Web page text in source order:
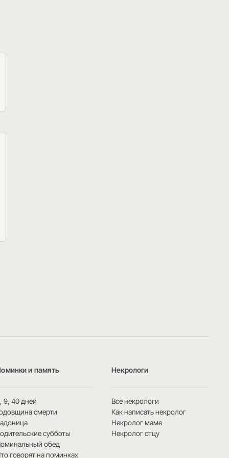
и память
9, 40 дней
смерти
субботы
обед
говорят на поминках
Некрологи
Все некрологи
Как написать некролог
Некролог маме
Некролог отцу